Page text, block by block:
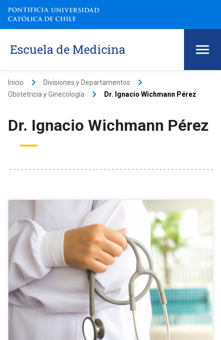
Escuela de Medicina
Inicio keyboard_arrow_right Divisiones y Departamentos keyboard_arrow_right
Obstetricia y Ginecología keyboard_arrow_right Dr. Ignacio Wichmann Pérez
Dr. Ignacio Wichmann Pérez